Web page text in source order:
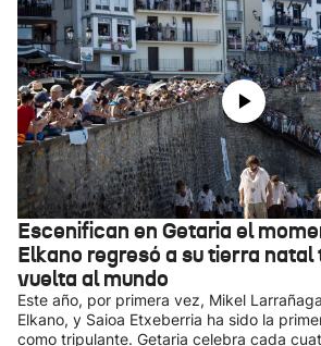
Escenifican en Getaria el
Elkano regresó a su tierra natal
vuelta al mundo
Este año, por primera vez, Mikel
Elkano, y Saioa Etxeberria ha sido la
como tripulante. Getaria celebra cada